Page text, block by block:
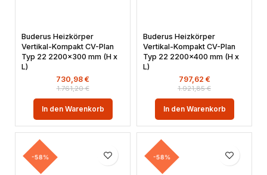
Buderus Heizkörper
Vertikal-Kompakt CV-Plan
Typ 22 2200×300 mm (H x
L)
1.761,20€
730,98 €
In den Warenkorb
Buderus Heizkörper
Vertikal-Kompakt CV-Plan
Typ 22 2200×400 mm (H x
L)
1.921,85€
797,62 €
In den Warenkorb
-58% -58%